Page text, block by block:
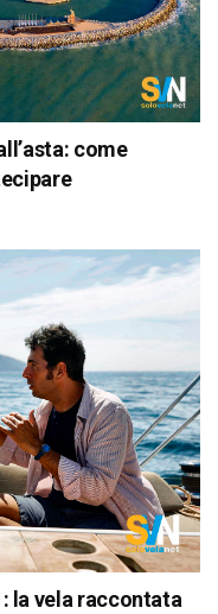
come
la vela raccontata